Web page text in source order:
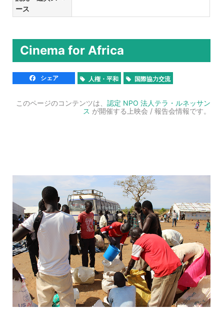
ース
Cinema for Africa
シェア 人権・平和 国際協力交流
このページのコンテンツは、 認定 NPO 法人テラ・ルネッサン
ス が開催する上映会 / 報告会情報です。